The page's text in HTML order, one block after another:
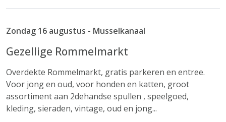
Zondag 16 augustus - Musselkanaal
Gezellige Rommelmarkt
Overdekte Rommelmarkt, gratis parkeren en entree.
Voor jong en oud, voor honden en katten, groot
assortiment aan 2dehandse spullen , speelgoed,
kleding, sieraden, vintage, oud en jong...